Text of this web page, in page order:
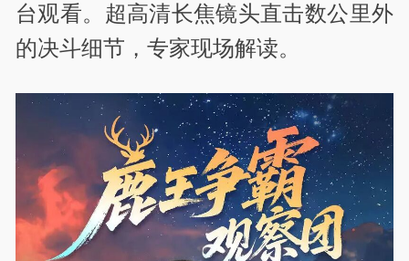
台观看。超高清长焦镜头直击数公里外
的决斗细节，专家现场解读。